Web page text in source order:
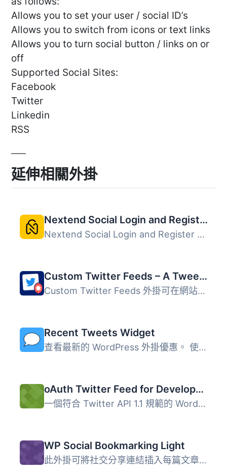
Allows you to set your user / social ID’s
Allows you to switch from icons or text links
Allows you to turn social button / links on or
off
Supported Social Sites:
Facebook
Twitter
Linkedin
RSS
延伸相關外掛
Nextend Social Login and Register
Nextend Social Login and Register 是一款免費的社群登入外...
Custom Twitter Feeds – A Tweets Widget or X Feed Widget
Custom Twitter Feeds 外掛可在網站上顯示完全可自訂的 X fee...
Recent Tweets Widget
查看最新的 WordPress 外掛優惠。 使用快取的 Twitter API v1...
oAuth Twitter Feed for Developers
一個符合 Twitter API 1.1 規範的 WordPress 外掛，為主題開...
WP Social Bookmarking Light
此外掛可將社交分享連結插入每篇文章的頂部或底部。 對於主題...